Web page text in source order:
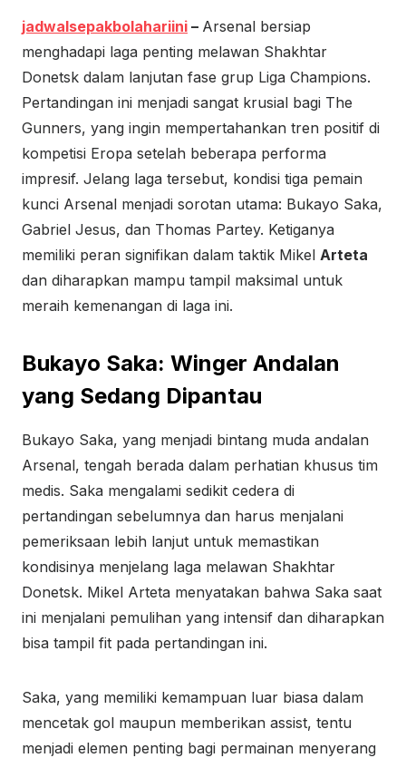
jadwalsepakbolahariini – Arsenal bersiap
menghadapi laga penting melawan Shakhtar
Donetsk dalam lanjutan fase grup Liga Champions.
Pertandingan ini menjadi sangat krusial bagi The
Gunners, yang ingin mempertahankan tren positif di
kompetisi Eropa setelah beberapa performa
impresif. Jelang laga tersebut, kondisi tiga pemain
kunci Arsenal menjadi sorotan utama: Bukayo Saka,
Gabriel Jesus, dan Thomas Partey. Ketiganya
memiliki peran signifikan dalam taktik Mikel Arteta
dan diharapkan mampu tampil maksimal untuk
meraih kemenangan di laga ini.
Bukayo Saka: Winger Andalan
yang Sedang Dipantau
Bukayo Saka, yang menjadi bintang muda andalan
Arsenal, tengah berada dalam perhatian khusus tim
medis. Saka mengalami sedikit cedera di
pertandingan sebelumnya dan harus menjalani
pemeriksaan lebih lanjut untuk memastikan
kondisinya menjelang laga melawan Shakhtar
Donetsk. Mikel Arteta menyatakan bahwa Saka saat
ini menjalani pemulihan yang intensif dan diharapkan
bisa tampil fit pada pertandingan ini.
Saka, yang memiliki kemampuan luar biasa dalam
mencetak gol maupun memberikan assist, tentu
menjadi elemen penting bagi permainan menyerang